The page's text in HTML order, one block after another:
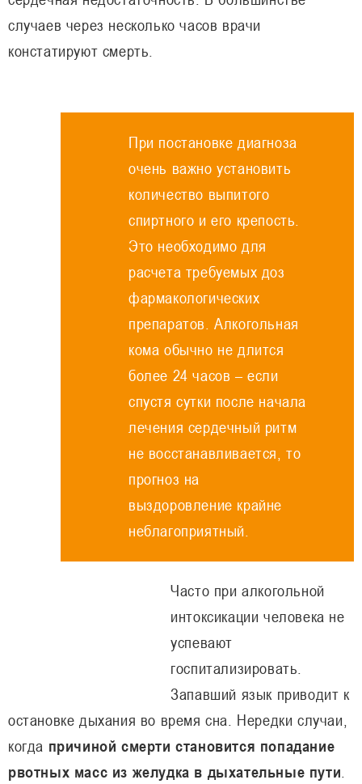
случаев через несколько часов врачи
констатируют смерть.
При постановке диагноза
очень важно установить
количество выпитого
спиртного и его крепость.
Это необходимо для
расчета требуемых доз
фармакологических
препаратов. Алкогольная
кома обычно не длится
более 24 часов – если
спустя сутки после начала
лечения сердечный ритм
не восстанавливается, то
прогноз на
выздоровление крайне
неблагоприятный.
Часто при алкогольной
интоксикации человека не
успевают
госпитализировать.
Запавший язык приводит к
остановке дыхания во время сна. Нередки случаи,
когда причиной смерти становится попадание
рвотных масс из желудка в дыхательные пути